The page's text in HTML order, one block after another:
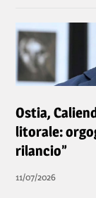
Ostia,
litorale:
rilancio”
11/07/2026